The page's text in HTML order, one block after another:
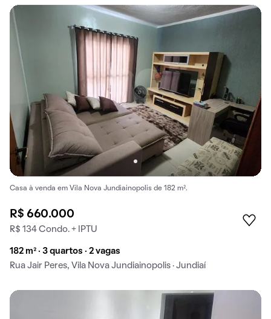
Casa à venda em Vila Nova Jundiainopolis de 182 m².
R$ 660.000
R$ 134 Condo. + IPTU
182 m² · 3 quartos · 2 vagas
Rua Jair Peres, Vila Nova Jundiainopolis · Jundiaí